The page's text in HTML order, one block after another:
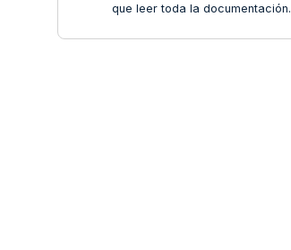
que leer toda la documentación.